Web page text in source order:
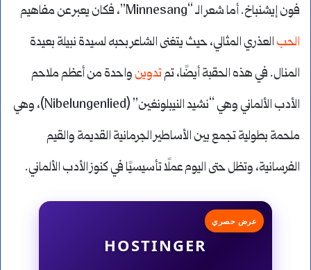
فون إيشنباخ. أما شعر الـ “Minnesang”، فكان يعبر عن مفاهيم
الحب العذري المثالي، حيث يتغنى الشاعر بحبه لسيدة نبيلة بعيدة
المنال. في هذه الحقبة أيضًا، تمتدوين واحدة من أعظم ملاحم
الأدب الألماني وهي “نشيد النيبلونغين” (Nibelungenlied)، وهي
ملحمة بطولية تجمع بين الأساطير الجرمانية القديمة والقيم
الفرسانية، وتظل حتى اليوم عملًا تأسيسيًا في كنوز الأدب الألماني.
عرض حصري
HOSTINGER